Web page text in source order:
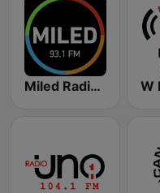
Miled Radio San Juan del Río